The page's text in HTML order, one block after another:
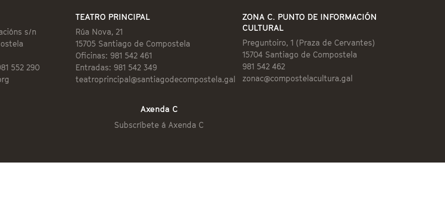
s/n
552 290
TEATRO PRINCIPAL
Rúa Nova, 21
15705 Santiago de Compostela
Oficinas: 981 542 461
Entradas: 981 542 349
teatroprincipal@santiagodecompostela.gal
ZONA C. PUNTO DE INFORMACIÓN
CULTURAL
Preguntoiro, 1 (Praza de Cervantes)
15704 Santiago de Compostela
981 542 462
zonac@compostelacultura.gal
Axenda C
Subscríbete á Axenda C